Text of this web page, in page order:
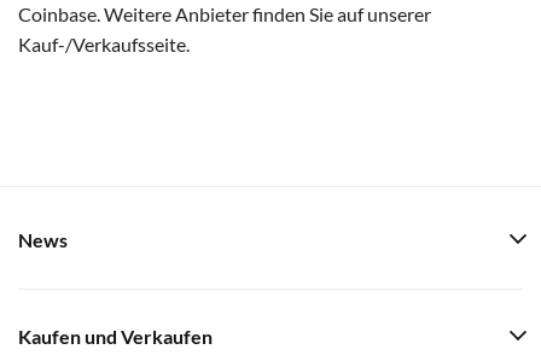
Coinbase. Weitere Anbieter finden Sie auf unserer
Kauf-/Verkaufsseite.
News
Kaufen und Verkaufen